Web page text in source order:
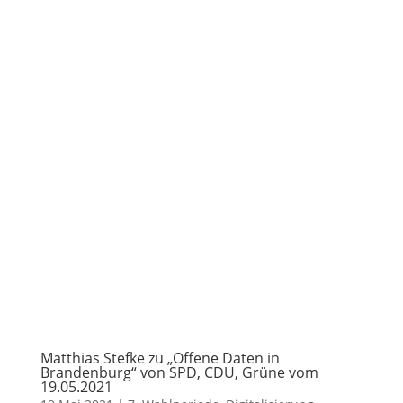
Matthias Stefke zu „Offene Daten in
Brandenburg“ von SPD, CDU, Grüne vom
19.05.2021